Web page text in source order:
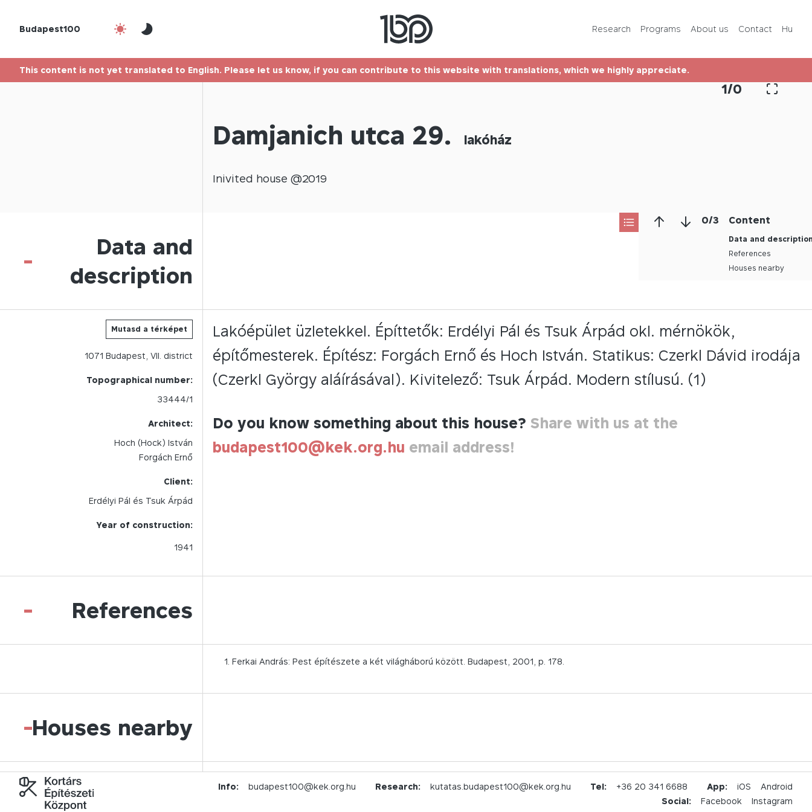
Budapest100 Research Programs About us Contact Hu
Contact
This content is not yet translated to English. Please let us know, if you can contribute to this website with translations, which we highly appreciate.
1/0
Damjanich utca 29. lakóház
Inivited house @2019
0/3 Content
Data and
References
Houses nearby
Data and
description
-
Mutasd a térképet
1071 Budapest, VII. district
Topographical number:
33444/1
Architect:
Hoch (Hock) István
Forgách Ernő
Client:
Erdélyi Pál és Tsuk Árpád
Year of construction:
1941
Lakóépület üzletekkel. Építtetők: Erdélyi Pál és Tsuk Árpád okl. mérnökök,
építőmesterek. Építész: Forgách Ernő és Hoch István. Statikus: Czerkl Dávid irodája
(Czerkl György aláírásával). Kivitelező: Tsuk Árpád. Modern stílusú. (1)
Do you know something about this house? Share with us at the
budapest100@kek.org.hu email address!
References
-
Ferkai András: Pest építészete a két világháború között. Budapest, 2001, p. 178.
Houses nearby
-
Info: budapest100@kek.org.hu Research: kutatas.budapest100@kek.org.hu Tel: +36 20 341 6688 App: iOS
Android
Social:
Facebook Instagram